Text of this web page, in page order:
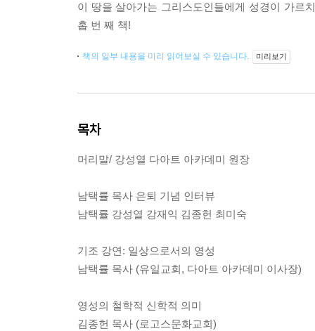
이 땅을 살아가는 그리스도인들에게 성경이 가르
홉 번 째 책!
책의 일부 내용을 미리 읽어보실 수 있습니다. 미리보기
목차
머리말/ 강성열 다아트 아카데미 원장
남택률 목사 은퇴 기념 인터뷰
남택률 강성열 강재익 김종헌 최미숙
기조 강연: 일상으로서의 영성
남택률 목사 (유일교회, 다아트 아카데미 이사장)
영성의 철학적 신학적 의미
김종헌 목사 (로고스문화교회)